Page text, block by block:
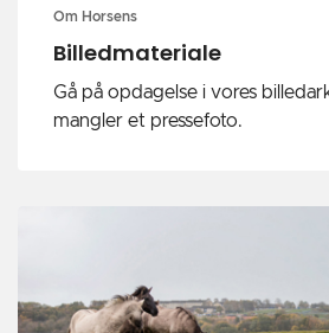
Om Horsens
Billedmateriale
Gå på opdagelse i vores
mangler et pressefoto.